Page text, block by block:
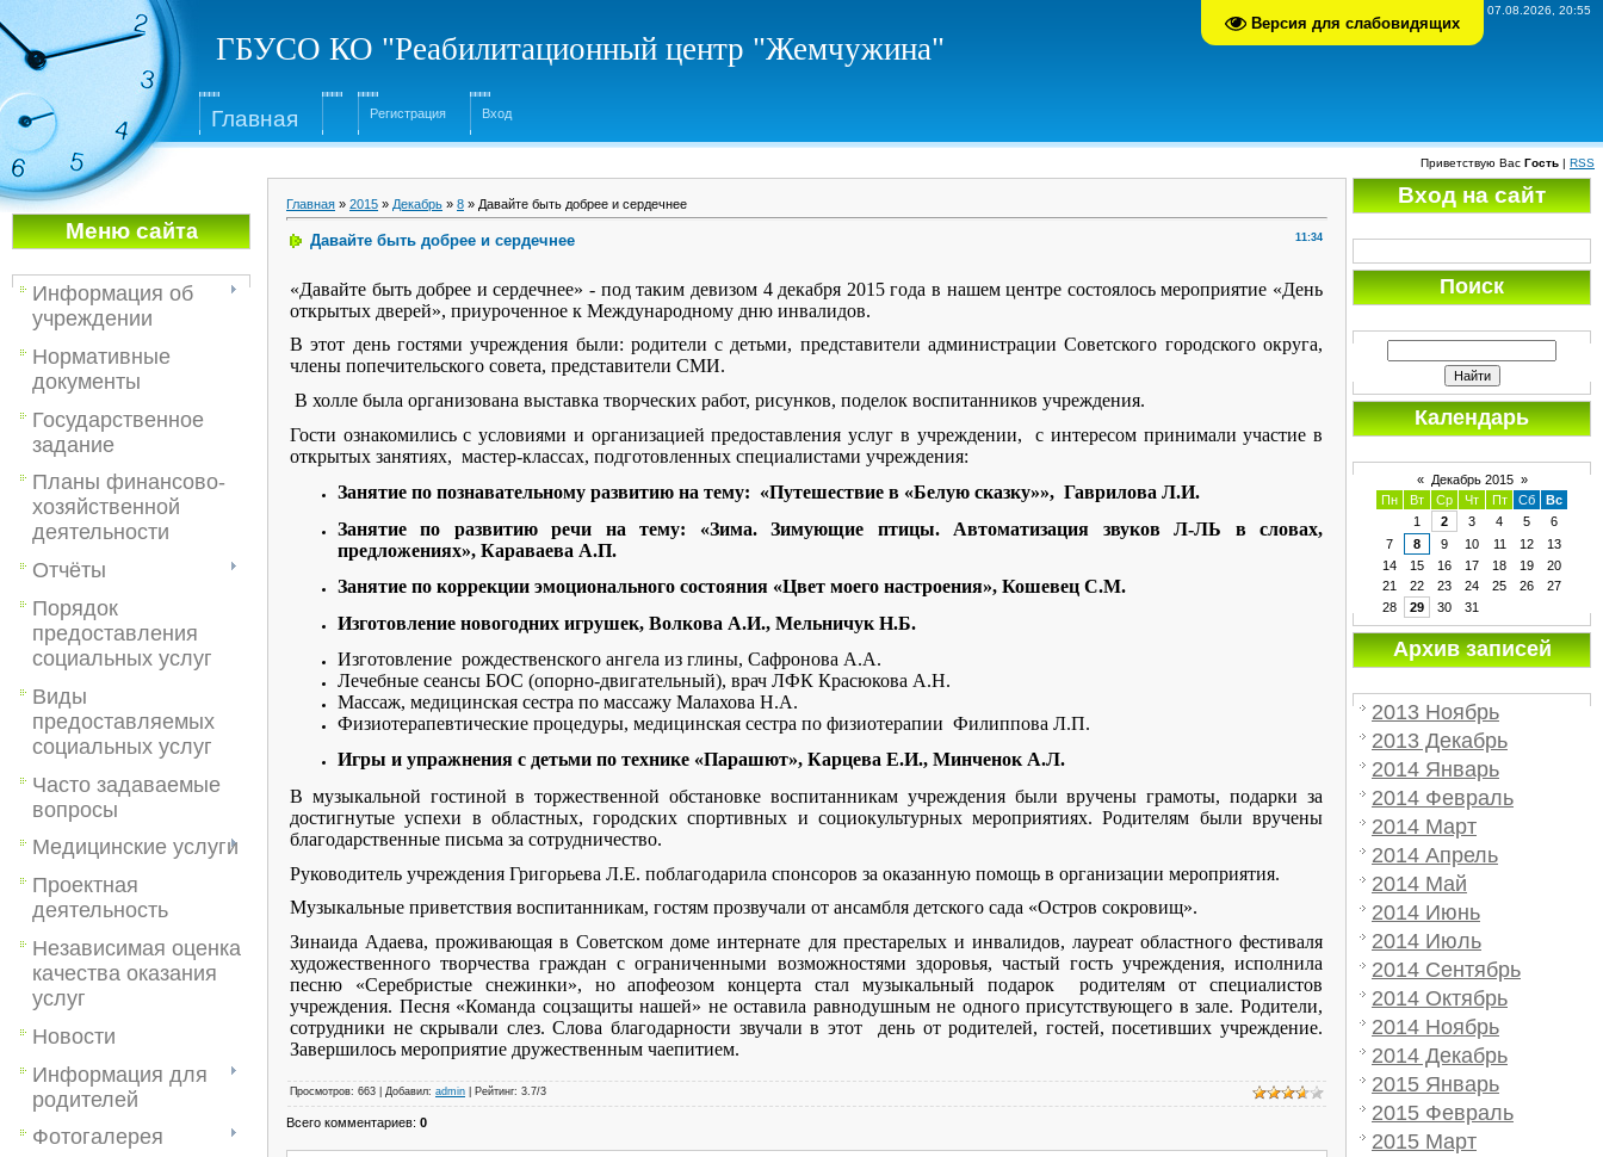
Версия для слабовидящих
Пятница, 07.08.2026, 20:55
ГБУСО КО "Реабилитационный центр "Жемчужина"
Главная Регистрация Вход
Приветствую Вас Гость | RSS
Меню сайта
Информация об
учреждении
Нормативные
документы
Государственное
задание
Планы финансово-
хозяйственной
деятельности
Отчёты
Порядок
предоставления
социальных услуг
Виды
предоставляемых
социальных услуг
Часто задаваемые
вопросы
Медицинские услуги
Проектная
деятельность
Независимая оценка
качества оказания
услуг
Новости
Информация для
родителей
Фотогалерея
Главная » 2015 » Декабрь » 8 » Давайте быть добрее и сердечнее
11:34
Давайте быть добрее и сердечнее
«Давайте быть добрее и сердечнее» - под таким девизом 4 декабря 2015 года в нашем центре состоялось мероприятие «День
открытых дверей», приуроченное к Международному дню инвалидов.
В этот день гостями учреждения были: родители с детьми, представители администрации Советского городского округа,
члены попечительского совета, представители СМИ.
В холле была организована выставка творческих работ, рисунков, поделок воспитанников учреждения.
Гости ознакомились с условиями и организацией предоставления услуг в учреждении, с интересом принимали участие в
открытых занятиях, мастер-классах, подготовленных специалистами учреждения:
Занятие по познавательному развитию на тему: «Путешествие в «Белую сказку»», Гаврилова Л.И.
Занятие по развитию речи на тему: «Зима. Зимующие птицы. Автоматизация звуков Л-ЛЬ в словах,
предложениях», Караваева А.П.
Занятие по коррекции эмоционального состояния «Цвет моего настроения», Кошевец С.М.
Изготовление новогодних игрушек, Волкова А.И., Мельничук Н.Б.
Изготовление рождественского ангела из глины, Сафронова А.А.
Лечебные сеансы БОС (опорно-двигательный), врач ЛФК Красюкова А.Н.
Массаж, медицинская сестра по массажу Малахова Н.А.
Физиотерапевтические процедуры, медицинская сестра по физиотерапии Филиппова Л.П.
Игры и упражнения с детьми по технике «Парашют», Карцева Е.И., Минченок А.Л.
В музыкальной гостиной в торжественной обстановке воспитанникам учреждения были вручены грамоты, подарки за
достигнутые успехи в областных, городских спортивных и социокультурных мероприятиях. Родителям были вручены
благодарственные письма за сотрудничество.
Руководитель учреждения Григорьева Л.Е. поблагодарила спонсоров за оказанную помощь в организации мероприятия.
Музыкальные приветствия воспитанникам, гостям прозвучали от ансамбля детского сада «Остров сокровищ».
Зинаида Адаева, проживающая в Советском доме интернате для престарелых и инвалидов, лауреат областного фестиваля
художественного творчества граждан с ограниченными возможностями здоровья, частый гость учреждения, исполнила
песню «Серебристые снежинки», но апофеозом концерта стал музыкальный подарок родителям от специалистов
учреждения. Песня «Команда соцзащиты нашей» не оставила равнодушным не одного присутствующего в зале. Родители,
сотрудники не скрывали слез. Слова благодарности звучали в этот день от родителей, гостей, посетивших учреждение.
Завершилось мероприятие дружественным чаепитием.
Просмотров: 663 Добавил: admin Рейтинг: 3.7/3
Всего комментариев: 0
Вход на сайт
Поиск
Календарь
« Декабрь 2015 »
Пн
Вт Ср Чт Пт Сб
Вс
1
2 3 4 5
6
7
8 9 10 11 12
13
14
15 16 17 18 19
20
21
22 23 24 25 26
27
28
29 30 31
Архив записей
2013 Ноябрь
2013 Декабрь
2014 Январь
2014 Февраль
2014 Март
2014 Апрель
2014 Май
2014 Июнь
2014 Июль
2014 Сентябрь
2014 Октябрь
2014 Ноябрь
2014 Декабрь
2015 Январь
2015 Февраль
2015 Март